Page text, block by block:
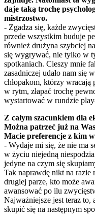
daje taką trochę
mistrzostwo.
- Zgadza się, każde
przede wszystkim buduje
również drużyna szybciej
się wygrywać, nie tylko w
spotkaniach. Cieszy mnie
zasadniczej udało nam się
chłopakom, którzy
w rytm, złapać trochę
wystartować w rundzie
Z całym szacunkiem dla
Można patrzeć już na
Macie preferencje z kim
- Wydaje mi się, że nie ma
w życiu niejedną
jedyne na czym się
Tak naprawdę nikt na
drugiej parze, kto może
awansować po ilu
Najważniejsze jest teraz to,
skupić się na następnym